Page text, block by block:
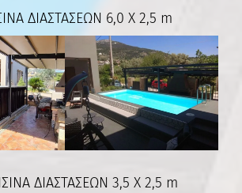
ΔΙΑΣΤΑΣΕΩΝ 6,0 Χ 2,5 m
ΔΙΑΣΤΑΣΕΩΝ 3,5 Χ 2,5 m